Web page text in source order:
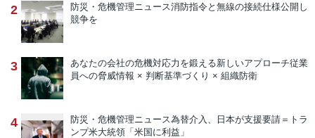
2 防災・危機管理ニュース消防指令と無線の接続仕様公開し
競争を
3 あなたの会社の危機対応力を鍛える新しいアプローチ従業
員への脅威情報 × 判断基準づくり × 組織防衛
4 防災・危機管理ニュース為替介入、日本が支援要請＝トラ
ンプ米大統領「米国に利益」